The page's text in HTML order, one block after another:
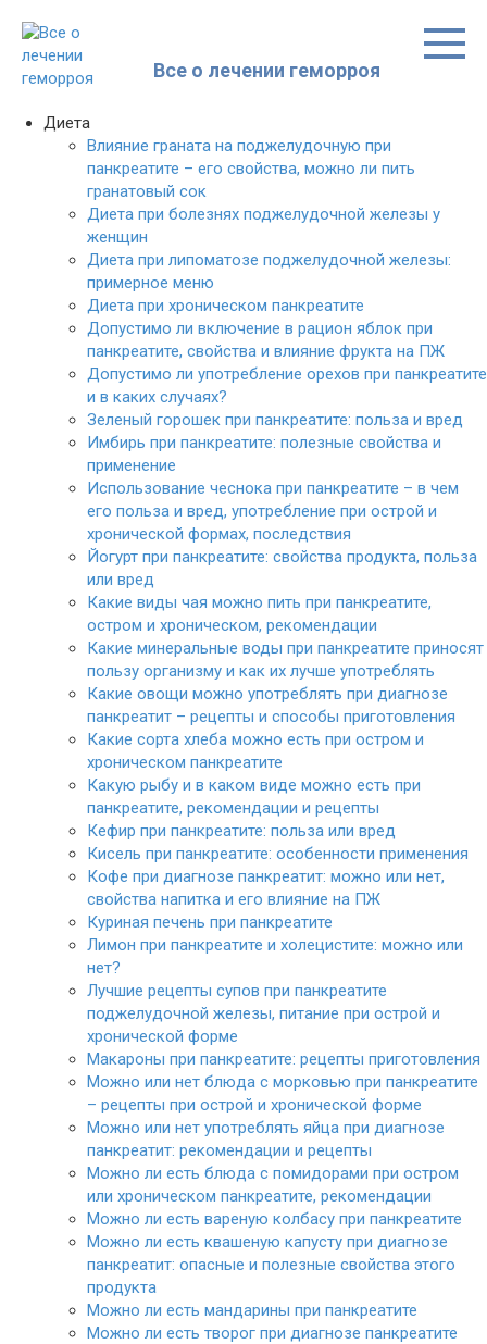
контенту
Все о лечении геморроя
Диета
Влияние граната на поджелудочную при
панкреатите – его свойства, можно ли пить
гранатовый сок
Диета при болезнях поджелудочной железы у
женщин
Диета при липоматозе поджелудочной железы:
примерное меню
Диета при хроническом панкреатите
Допустимо ли включение в рацион яблок при
панкреатите, свойства и влияние фрукта на ПЖ
Допустимо ли употребление орехов при панкреатите
и в каких случаях?
Зеленый горошек при панкреатите: польза и вред
Имбирь при панкреатите: полезные свойства и
применение
Использование чеснока при панкреатите – в чем
его польза и вред, употребление при острой и
хронической формах, последствия
Йогурт при панкреатите: свойства продукта, польза
или вред
Какие виды чая можно пить при панкреатите,
остром и хроническом, рекомендации
Какие минеральные воды при панкреатите приносят
пользу организму и как их лучше употреблять
Какие овощи можно употреблять при диагнозе
панкреатит – рецепты и способы приготовления
Какие сорта хлеба можно есть при остром и
хроническом панкреатите
Какую рыбу и в каком виде можно есть при
панкреатите, рекомендации и рецепты
Кефир при панкреатите: польза или вред
Кисель при панкреатите: особенности применения
Кофе при диагнозе панкреатит: можно или нет,
свойства напитка и его влияние на ПЖ
Куриная печень при панкреатите
Лимон при панкреатите и холецистите: можно или
нет?
Лучшие рецепты супов при панкреатите
поджелудочной железы, питание при острой и
хронической форме
Макароны при панкреатите: рецепты приготовления
Можно или нет блюда с морковью при панкреатите
– рецепты при острой и хронической форме
Можно или нет употреблять яйца при диагнозе
панкреатит: рекомендации и рецепты
Можно ли есть блюда с помидорами при остром
или хроническом панкреатите, рекомендации
Можно ли есть вареную колбасу при панкреатите
Можно ли есть квашеную капусту при диагнозе
панкреатит: опасные и полезные свойства этого
продукта
Можно ли есть мандарины при панкреатите
Можно ли есть творог при диагнозе панкреатите